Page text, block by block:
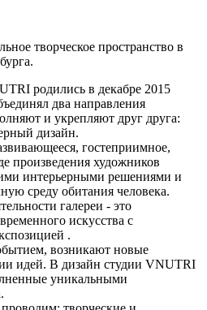
творческое пространство в
родились в декабре 2015
два направления
и укрепляют друг друга:
дизайн.
гостеприимное,
произведения художников
интерьерными решениями и
среду обитания человека.
галереи - это
искусства с
.
возникают новые
идей. В дизайн студии VNUTRI
уникальными